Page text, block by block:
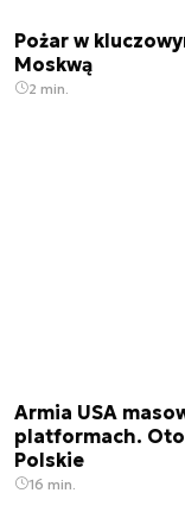
Pożar w
Moskwą
2 min.
Armia USA
platformach. Oto
Polskie
16 min.